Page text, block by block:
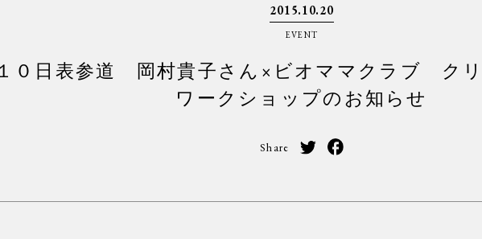
2015.10.20
EVENT
０日表参道 岡村貴子さん×ビオママクラブ クリ
ワークショップのお知らせ
Share